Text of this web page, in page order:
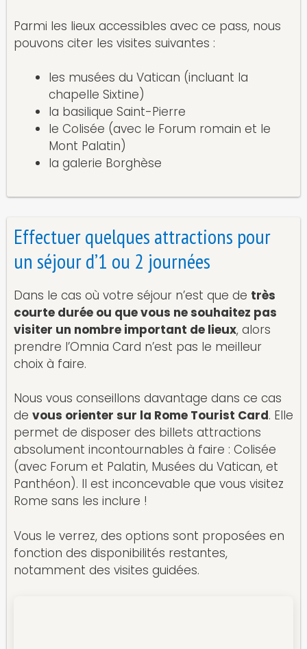
Parmi les lieux accessibles avec ce pass, nous
pouvons citer les visites suivantes :
les musées du Vatican (incluant la
chapelle Sixtine)
la basilique Saint-Pierre
le Colisée (avec le Forum romain et le
Mont Palatin)
la galerie Borghèse
Effectuer quelques attractions pour
un séjour d’1 ou 2 journées
Dans le cas où votre séjour n’est que de très
courte durée ou que vous ne souhaitez pas
visiter un nombre important de lieux, alors
prendre l’Omnia Card n’est pas le meilleur
choix à faire.
Nous vous conseillons davantage dans ce cas
de vous orienter sur la Rome Tourist Card. Elle
permet de disposer des billets attractions
absolument incontournables à faire : Colisée
(avec Forum et Palatin, Musées du Vatican, et
Panthéon). Il est inconcevable que vous visitez
Rome sans les inclure !
Vous le verrez, des options sont proposées en
fonction des disponibilités restantes,
notamment des visites guidées.